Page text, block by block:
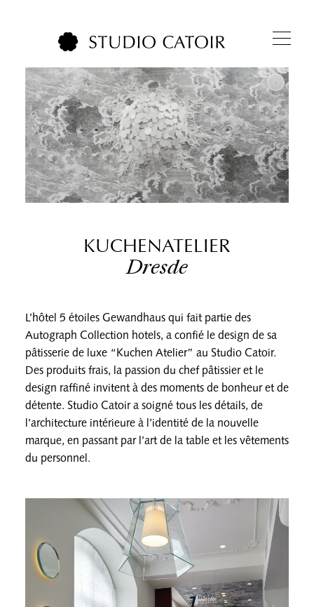
KUCHENATELIER
Dresde
L’hôtel 5 étoiles Gewandhaus qui fait partie des
Autograph Collection hotels, a confié le design de sa
pâtisserie de luxe “Kuchen Atelier” au Studio Catoir.
Des produits frais, la passion du chef pâtissier et le
design raffiné invitent à des moments de bonheur et de
détente. Studio Catoir a soigné tous les détails, de
l’architecture intérieure à l’identité de la nouvelle
marque, en passant par l’art de la table et les vêtements
du personnel.